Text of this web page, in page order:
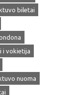
biletai
i vokietija
nuoma